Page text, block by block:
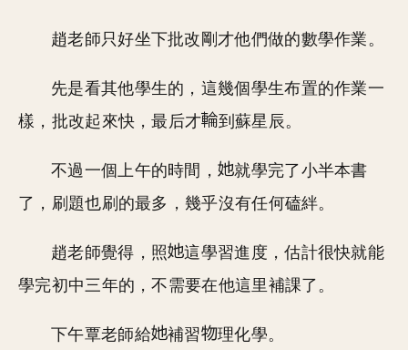
趙老師只好坐下批改剛才他們做的數學作業。
先是看其他學生的，這幾個學生布置的作業一
樣，批改起來快，最后才
到蘇星辰。
不過一個上午的時間，
就學完了小半本書
了，刷題也刷的最多，幾乎沒有任何磕絆。
趙老師覺得，照
這學習進度，估計很快就能
學完初中三年的，不需要在他這里補課了。
下午覃老師給 補習 理化學。